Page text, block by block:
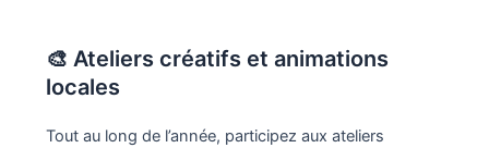
🎨 Ateliers créatifs et animations
locales
Tout au long de l’année, participez aux ateliers